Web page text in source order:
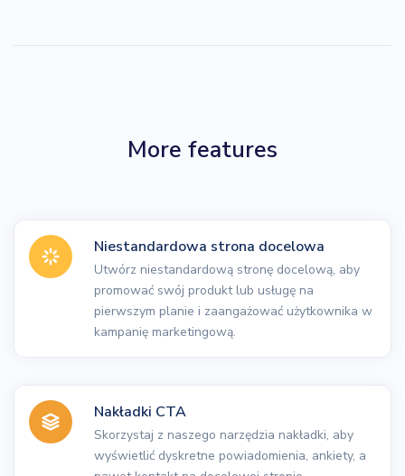
More features
Niestandardowa strona docelowa
Utwórz niestandardową stronę docelową, aby
promować swój produkt lub usługę na
pierwszym planie i zaangażować użytkownika w
kampanię marketingową.
Nakładki CTA
Skorzystaj z naszego narzędzia nakładki, aby
wyświetlić dyskretne powiadomienia, ankiety, a